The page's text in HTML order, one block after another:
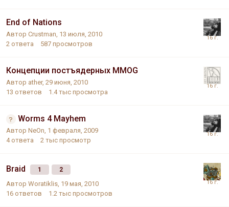
End of Nations
Автор Crustman 13 июля, 2010
2 ответа 587 просмотров
Концепции постъядерных MMOG
Автор ather, 29 июня, 2010
13 ответов 1.4 тыс просмотра
Worms 4 Mayhem
Автор NeOn, 1 февраля, 2009
4 ответа 2 тыс просмотр
Braid 1 2
Автор Woratiklis, 19 мая, 2010
16 ответов 1.2 тыс просмотров